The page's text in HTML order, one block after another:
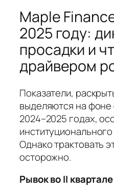
Maple
2025 году:
просадки и
драйвером
Показатели,
выделяются на фоне
2024–2025 годах,
Однако трактовать
осторожно.
Рывок во II